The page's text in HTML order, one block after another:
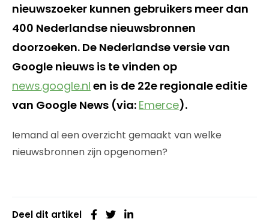
nieuwszoeker kunnen gebruikers meer dan
400 Nederlandse nieuwsbronnen
doorzoeken. De Nederlandse versie van
Google nieuws is te vinden op
news.google.nl en is de 22e regionale editie
van Google News (via: Emerce).
Iemand al een overzicht gemaakt van welke
nieuwsbronnen zijn opgenomen?
Deel dit artikel